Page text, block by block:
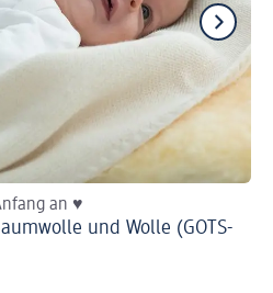
an ♥
und Wolle (GOTS-